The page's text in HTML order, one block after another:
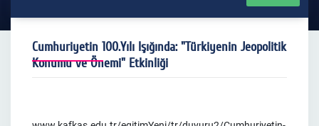
Cumhuriyetin 100.Yılı Işığında: "Türkiyenin Jeopolitik
Konumu ve Önemi" Etkinliği